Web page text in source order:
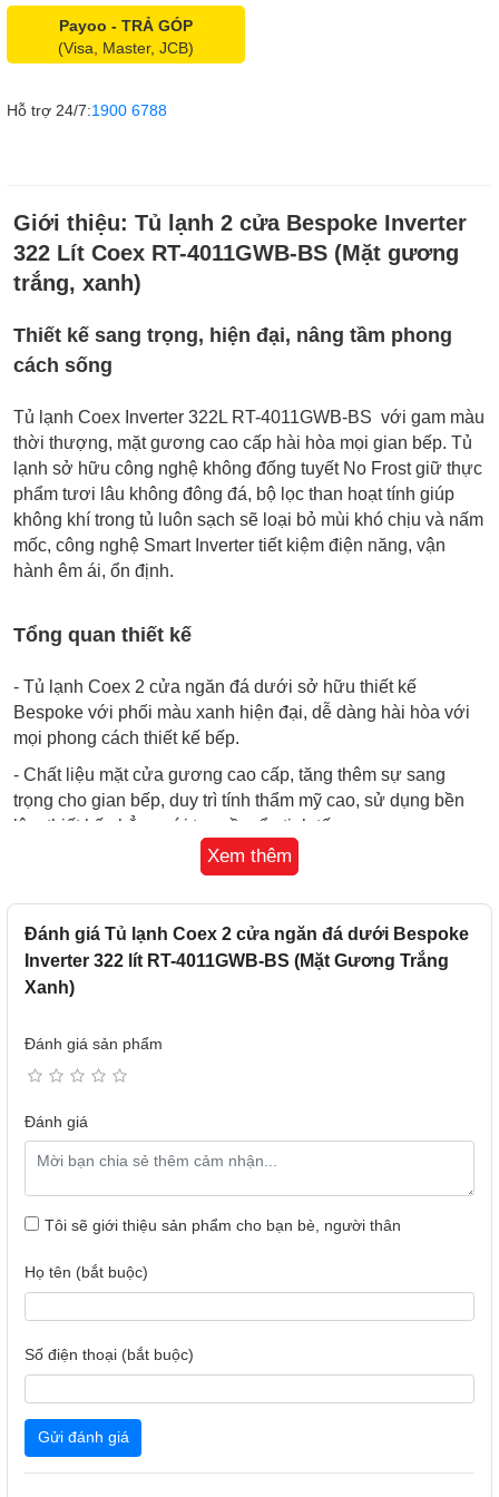
Payoo - TRẢ GÓP
(Visa, Master, JCB)
Hỗ trợ 24/7:1900 6788
Giới thiệu: Tủ lạnh 2 cửa Bespoke Inverter
322 Lít Coex RT-4011GWB-BS (Mặt gương
trắng, xanh)
Thiết kế sang trọng, hiện đại, nâng tầm phong
cách sống
Tủ lạnh Coex Inverter 322L RT-4011GWB-BS với gam màu
thời thượng, mặt gương cao cấp hài hòa mọi gian bếp. Tủ
lạnh sở hữu công nghệ không đống tuyết No Frost giữ thực
phẩm tươi lâu không đông đá, bộ lọc than hoạt tính giúp
không khí trong tủ luôn sạch sẽ loại bỏ mùi khó chịu và nấm
mốc, công nghệ Smart Inverter tiết kiệm điện năng, vận
hành êm ái, ổn định.
Tổng quan thiết kế
- Tủ lạnh Coex 2 cửa ngăn đá dưới sở hữu thiết kế
Bespoke với phối màu xanh hiện đại, dễ dàng hài hòa với
mọi phong cách thiết kế bếp.
- Chất liệu mặt cửa gương cao cấp, tăng thêm sự sang
trọng cho gian bếp, duy trì tính thẩm mỹ cao, sử dụng bền
lâu, thiết kế phẳng với tay cầm ẩn tinh tế.
- Tủ lạnh Coex có dung tích sử dụng 322 lít, thoải mái trong
Xem thêm
Đánh giá Tủ lạnh Coex 2 cửa ngăn đá dưới Bespoke
Inverter 322 lít RT-4011GWB-BS (Mặt Gương Trắng
Xanh)
Đánh giá sản phẩm
Đánh giá
Tôi sẽ giới thiệu sản phẩm cho bạn bè, người thân
Họ tên (bắt buộc)
Số điện thoại (bắt buộc)
Gửi đánh giá